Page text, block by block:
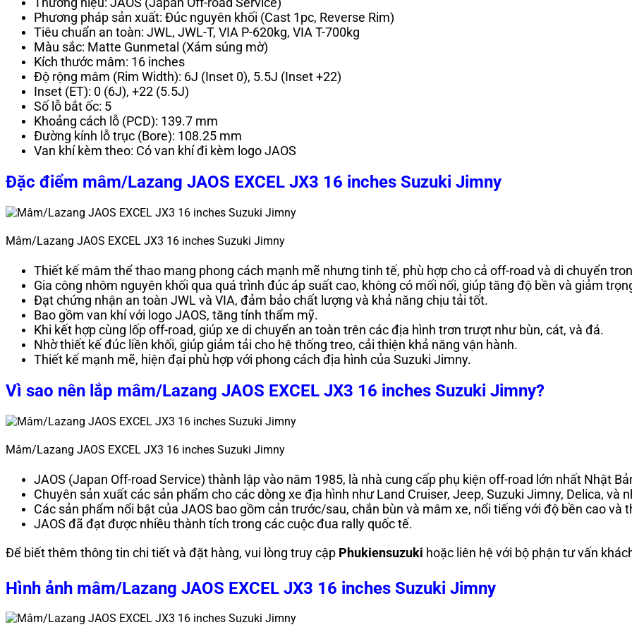
Phương pháp sản xuất: Đúc nguyên khối (Cast 1pc, Reverse Rim)
Tiêu chuẩn an toàn: JWL, JWL-T, VIA P-620kg, VIA T-700kg
Màu sắc: Matte Gunmetal (Xám súng mờ)
Kích thước mâm: 16 inches
Độ rộng mâm (Rim Width): 6J (Inset 0), 5.5J (Inset +22)
Inset (ET): 0 (6J), +22 (5.5J)
Số lỗ bắt ốc: 5
Khoảng cách lỗ (PCD): 139.7 mm
Đường kính lỗ trục (Bore): 108.25 mm
Van khí kèm theo: Có van khí đi kèm logo JAOS
Đặc điểm mâm/Lazang JAOS EXCEL JX3 16 inches Suzuki Jimny
Mâm/Lazang JAOS EXCEL JX3 16 inches Suzuki Jimny
Thiết kế mâm thể thao mang phong cách mạnh mẽ nhưng tinh tế, phù hợp cho cả off-road và di chuyển
Gia công nhôm nguyên khối qua quá trình đúc áp suất cao, không có mối nối, giúp tăng độ bền và giảm
Đạt chứng nhận an toàn JWL và VIA, đảm bảo chất lượng và khả năng chịu tải tốt.
Bao gồm van khí với logo JAOS, tăng tính thẩm mỹ.
Khi kết hợp cùng lốp off-road, giúp xe di chuyển an toàn trên các địa hình trơn trượt như bùn, cát, và đá.
Nhờ thiết kế đúc liền khối, giúp giảm tải cho hệ thống treo, cải thiện khả năng vận hành.
Thiết kế mạnh mẽ, hiện đại phù hợp với phong cách địa hình của Suzuki Jimny.
Vì sao nên lắp mâm/Lazang JAOS EXCEL JX3 16 inches Suzuki Jimny?
Mâm/Lazang JAOS EXCEL JX3 16 inches Suzuki Jimny
JAOS (Japan Off-road Service) thành lập vào năm 1985, là nhà cung cấp phụ kiện off-road lớn nhất Nhật
Chuyên sản xuất các sản phẩm cho các dòng xe địa hình như Land Cruiser, Jeep, Suzuki Jimny, Delica, và
Các sản phẩm nổi bật của JAOS bao gồm cản trước/sau, chắn bùn và mâm xe, nổi tiếng với độ bền cao và
JAOS đã đạt được nhiều thành tích trong các cuộc đua rally quốc tế.
Để biết thêm thông tin chi tiết và đặt hàng, vui lòng truy cập Phukiensuzuki hoặc liên hệ với bộ phận tư vấn
Hình ảnh mâm/Lazang JAOS EXCEL JX3 16 inches Suzuki Jimny